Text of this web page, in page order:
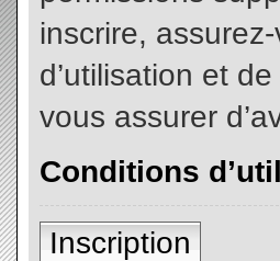
inscrire,
d’utilisation et
vous assurer
Conditions
Inscription